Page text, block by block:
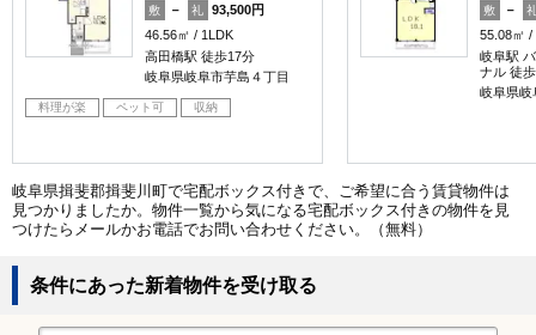
敷 － 礼
93,500円
46.56㎡
1LDK
高田橋駅 徒歩17分
岐阜県岐阜市芋島４丁目
料理が楽 ペット可 収納
敷 －
55.08㎡
岐阜駅
ナル 徒
岐阜県岐
岐阜県揖斐郡揖斐川町で宅配ボックス付きで、ご希望に合う賃貸物件は
見つかりましたか。物件一覧から気になる宅配ボックス付きの物件を見
つけたらメールかお電話でお問い合わせください。（無料）
条件にあった新着物件を受け取る